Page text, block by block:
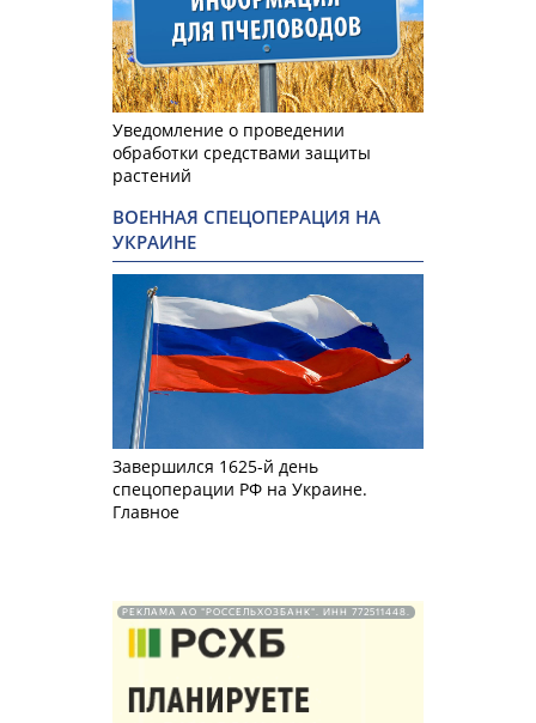
Уведомление о проведении
обработки средствами защиты
растений
ВОЕННАЯ СПЕЦОПЕРАЦИЯ НА
УКРАИНЕ
Завершился 1625-й день
спецоперации РФ на Украине.
Главное
РЕКЛАМА АО "РОССЕЛЬХОЗБАНК". ИНН 772511448.